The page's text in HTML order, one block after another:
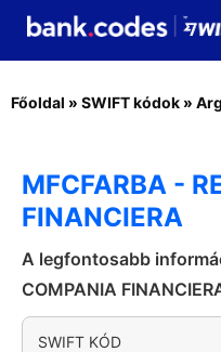
Főoldal » SWIFT kódok »
MFCFARBA -
FINANCIERA
A legfontosabb
COMPANIA
SWIFT KÓD